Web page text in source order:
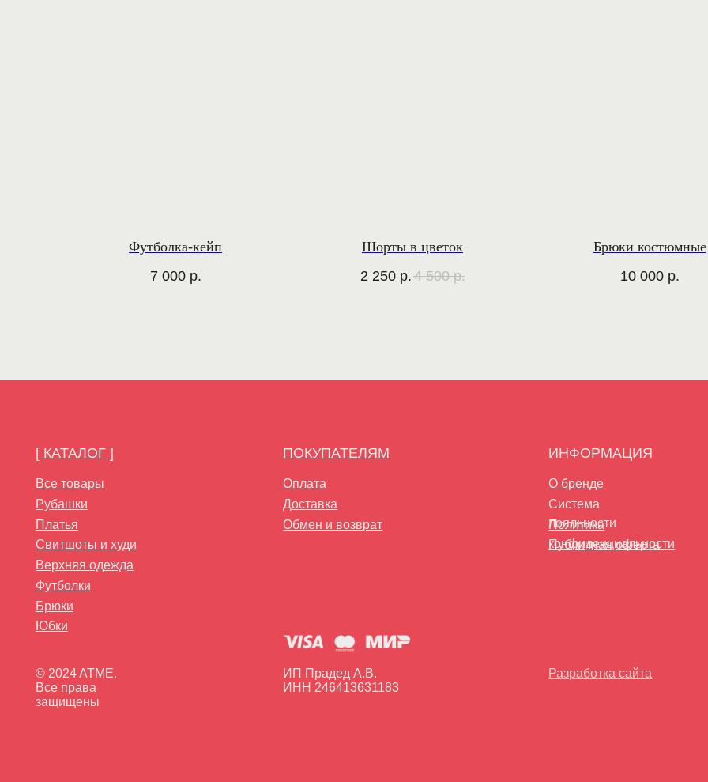
Футболка-кейп
7 000 р.
Шорты в цветок
2 250 р.4 500 р.
Брюки костюмные
10 000 р.
Свитшоты и худи
конфиденциальности
Публичная оферта
Все права
защищены
ИНН 246413631183
Юбки